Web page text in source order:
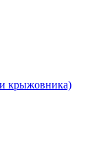
крыжовника)